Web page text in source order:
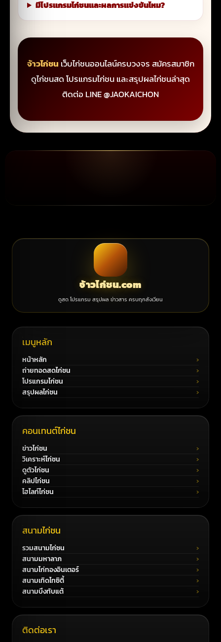
มีโปรแกรมไก่ชนและผลการแข่งขันไหม?
จ้าวไก่ชน เว็บไก่ชนออนไลน์ครบวงจร สมัครสมาชิก
ดูไก่ชนสด โปรแกรมไก่ชน และสรุปผลไก่ชนล่าสุด
ติดต่อ LINE @JAOKAICHON
จ้าวไก่ชน.com
ดูสด โปรแกรม สรุปผล ข่าวสาร ครบทุกสังเวียน
เมนูหลัก
หน้าหลัก
ถ่ายทอดสดไก่ชน
โปรแกรมไก่ชน
สรุปผลไก่ชน
คอนเทนต์ไก่ชน
ข่าวไก่ชน
วิเคราะห์ไก่ชน
ดูตัวไก่ชน
คลิปไก่ชน
ไฮไลท์ไก่ชน
สนามไก่ชน
รวมสนามไก่ชน
สนามมหาลาภ
สนามไก่ทองอินเตอร์
สนามเทิดไทซิตี้
สนามบึงทับแต้
ติดต่อเรา